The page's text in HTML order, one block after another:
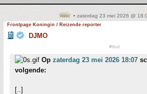
• zaterdag 23 mei 2026 @
Frontpage Koningin / Reizende reporter
DJMO
#trut
Op zaterdag 23 mei 2026 18:07
volgende:
[..]